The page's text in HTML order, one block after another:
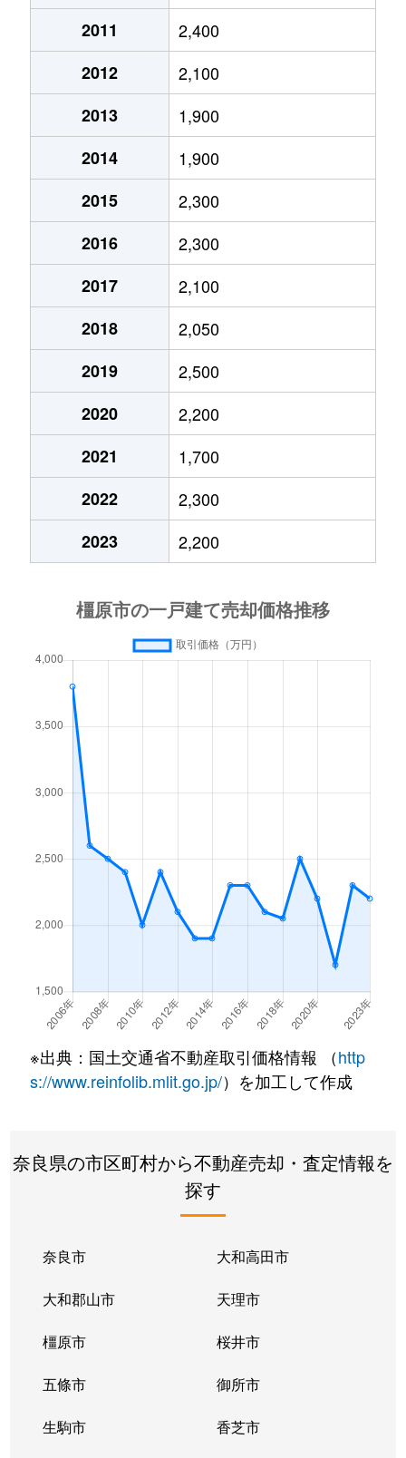
曲川町
500万円
見瀬町
3,400万円
見瀬町
16,000万円
南八木町
610万円
山之坊町
1,800万円
山之坊町
2,300万円 耳成
徒歩
山之坊町
2,700万円 耳成
徒歩
山之坊町
3,700万円 耳成 徒歩
2011
2,400
2012
2,100
2013
1,900
2014
1,900
2015
2,300
2016
2,300
2017
2,100
2018
2,050
2019
2,500
2020
2,200
2021
1,700
2022
2,300
2023
2,200
※出典：国土交通省不動産取引価格情報 （http
s://www.reinfolib.mlit.go.jp/）を加工して作成
奈良県の市区町村から不動産売却・査定情報を
探す
奈良市 大和高田市
大和郡山市 天理市
橿原市 桜井市
五條市 御所市
生駒市 香芝市